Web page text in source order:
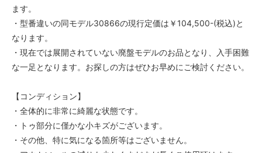
ます。
・型番違いの同モデル30866の現行定価は￥104,500-(税込)と
なります。
・現在では展開されていない廃盤モデルのお品となり、入手困難
な一足となります。お探しの方はぜひお早めにご検討ください。
【コンディション】
・全体的に非常に綺麗な状態です。
・トゥ部分に僅かな小キズがございます。
・その他、特に気になる箇所等はございません。